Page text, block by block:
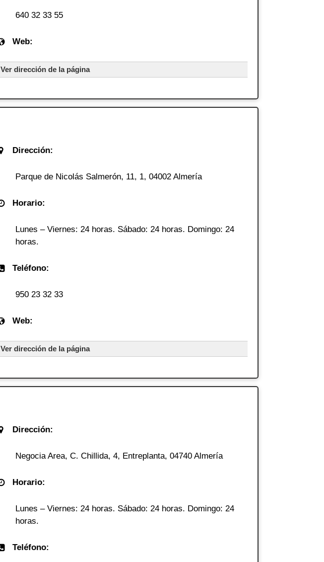
640 32 33 55
Web:
Ver dirección de la página
Dirección:
Parque de Nicolás Salmerón, 11, 1, 04002 Almería
Horario:
Lunes – Viernes: 24 horas. Sábado: 24 horas. Domingo: 24
horas.
Teléfono:
950 23 32 33
Web:
Ver dirección de la página
Dirección:
Negocia Area, C. Chillida, 4, Entreplanta, 04740 Almería
Horario:
Lunes – Viernes: 24 horas. Sábado: 24 horas. Domingo: 24
horas.
Teléfono: